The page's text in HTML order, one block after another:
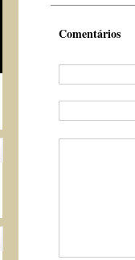
Comentários